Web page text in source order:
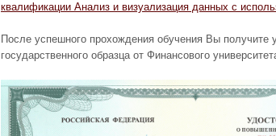
квалификации Анализ и визуализация данных с
После успешного прохождения обучения Вы
государственного образца от Финансового